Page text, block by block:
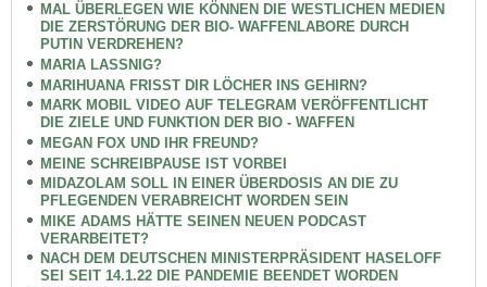
MAL ÜBERLEGEN WIE KÖNNEN DIE WESTLICHEN MEDIEN
DIE ZERSTÖRUNG DER BIO- WAFFENLABORE DURCH
PUTIN VERDREHEN?
MARIA LASSNIG?
MARIHUANA FRISST DIR LÖCHER INS GEHIRN?
MARK MOBIL VIDEO AUF TELEGRAM VERÖFFENTLICHT
DIE ZIELE UND FUNKTION DER BIO - WAFFEN
MEGAN FOX UND IHR FREUND?
MEINE SCHREIBPAUSE IST VORBEI
MIDAZOLAM SOLL IN EINER ÜBERDOSIS AN DIE ZU
PFLEGENDEN VERABREICHT WORDEN SEIN
MIKE ADAMS HÄTTE SEINEN NEUEN PODCAST
VERARBEITET?
NACH DEM DEUTSCHEN MINISTERPRÄSIDENT HASELOFF
SEI SEIT 14.1.22 DIE PANDEMIE BEENDET WORDEN